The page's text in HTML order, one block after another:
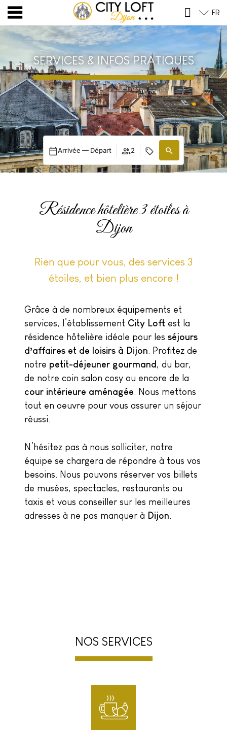
Aller
au
contenu
FR
SERVICES & INFOS PRATIQUES
Arrivée — Départ 2
Résidence hôtelière 3 étoiles à
Dijon
Rien que pour vous, des services 3
étoiles, et bien plus encore !
Grâce à de nombreux équipements et
services, l’établissement City Loft est la
résidence hôtelière idéale pour les séjours
d’affaires et de loisirs à Dijon. Profitez de
notre petit-déjeuner gourmand, du bar,
de notre coin salon cosy ou encore de la
cour intérieure aménagée. Nous mettons
tout en oeuvre pour vous assurer un séjour
réussi.
N’hésitez pas à nous solliciter, notre
équipe se chargera de répondre à tous vos
besoins. Nous pouvons réserver vos billets
de musées, spectacles, restaurants ou
taxis et vous conseiller sur les meilleures
adresses à ne pas manquer à Dijon.
NOS SERVICES